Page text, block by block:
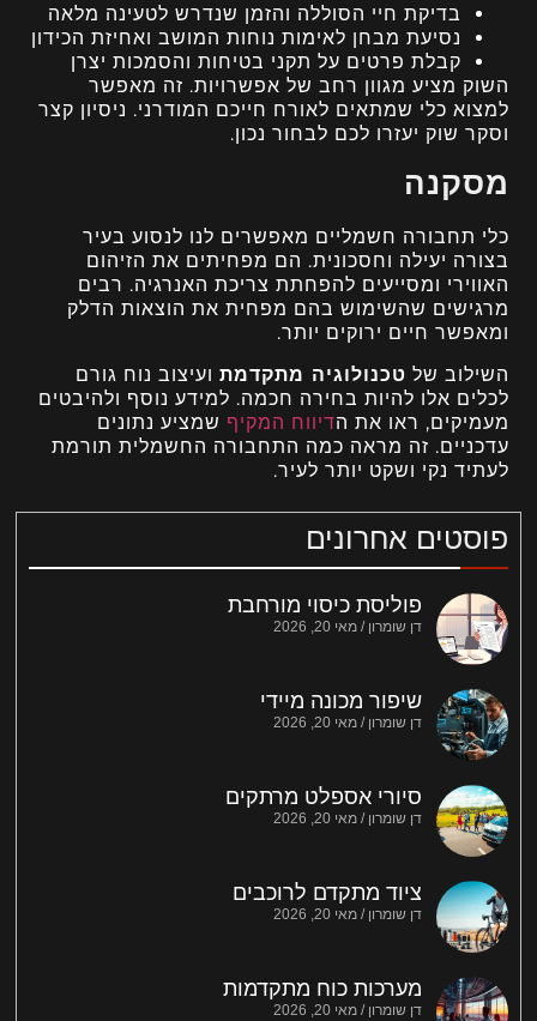
פוסטים אחרונים
פוליסת כיסוי מורחבת
דן שומרון מאי 20, 2026
שיפור מכונה מיידי
דן שומרון מאי 20, 2026
סיורי אספלט מרתקים
דן שומרון מאי 20, 2026
ציוד מתקדם לרוכבים
דן שומרון מאי 20, 2026
מערכות כוח מתקדמות
דן שומרון מאי 20, 2026
בדיקת חיי הסוללה והזמן שנדרש לטעינה מלאה
נסיעת מבחן לאימות נוחות המושב ואחיזת הכידון
קבלת פרטים על תקני בטיחות והסמכות יצרן
השוק מציע מגוון רחב של אפשרויות. זה מאפשר
למצוא כלי שמתאים לאורח חייכם המודרני. ניסיון קצר
וסקר שוק יעזרו לכם לבחור נכון.
מסקנה
כלי תחבורה חשמליים מאפשרים לנו לנסוע בעיר
בצורה יעילה וחסכונית. הם מפחיתים את הזיהום
האווירי ומסייעים להפחתת צריכת האנרגיה. רבים
מרגישים שהשימוש בהם מפחית את הוצאות הדלק
ומאפשר חיים ירוקים יותר.
השילוב של טכנולוגיה מתקדמת ועיצוב נוח גורם
לכלים אלו להיות בחירה חכמה. למידע נוסף ולהיבטים
מעמיקים, ראו את הדיווח המקיף שמציע נתונים
עדכניים. זה מראה כמה התחבורה החשמלית תורמת
לעתיד נקי ושקט יותר לעיר.